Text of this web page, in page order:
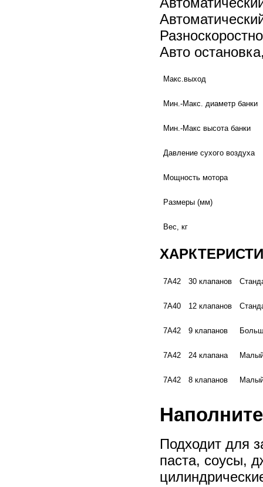
Авто
Макс.выход
Мин.-Макс. диаметр банки
Мин.-Макс высота банки
Давление сухого воздуха
Мощность мотора
Размеры (мм)
Вес, кг
7А42 30 клапанов
7А40 12 клапанов
7А42 9 клапанов
7А42 24 клапана
7А42 8 клапанов
Подходит для
паста, соусы,